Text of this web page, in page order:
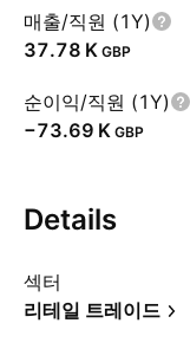
매출/직원 (1Y)
‪37.78 K‬ GBP
순이익/직원 (1Y)
‪−73.69 K‬ GBP
Details
섹터
리테일 트레이드